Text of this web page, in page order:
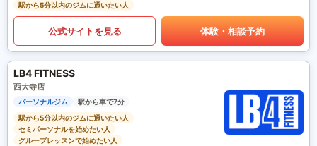
駅から5分以内のジムに通いたい人
公式サイトを見る 体験・相談予約
LB4 FITNESS
西大寺店
パーソナルジム
駅から車で7分
駅から5分以内のジムに通いたい人
セミパーソナルを始めたい人
グループレッスンで始めたい人